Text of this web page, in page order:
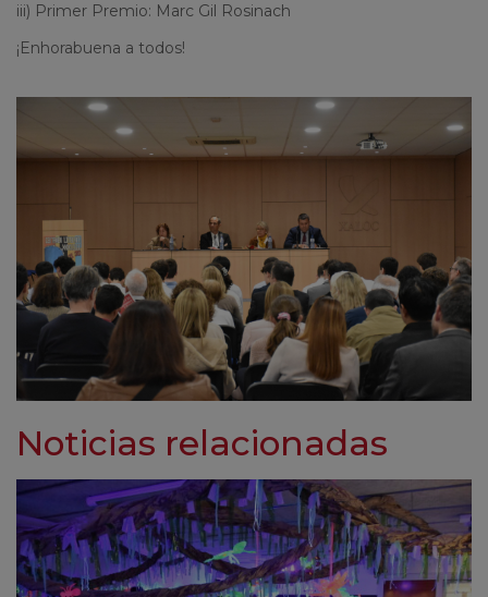
iii) Primer Premio: Marc Gil Rosinach
¡Enhorabuena a todos!
Noticias relacionadas